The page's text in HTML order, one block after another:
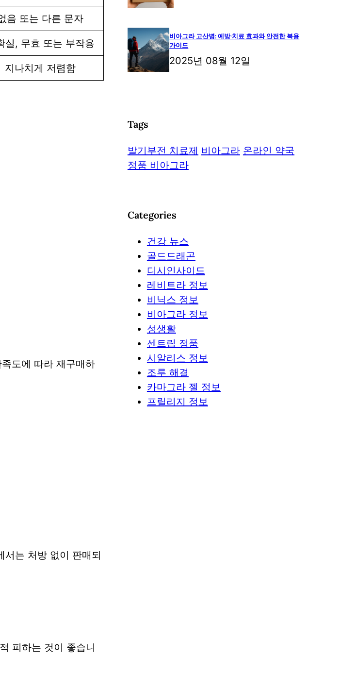
음 또는 다른 문자
실, 무효 또는 부작용
지나치게 저렴함
도에 따라 재구매하
는 처방 없이 판매되
피하는 것이 좋습니
비아그라 고산병: 예방·치료 효과와 안전한 복용
가이드
2025년 08월 12일
Tags
발기부전 치료제 비아그라 온라인 약국
정품 비아그라
Categories
건강 뉴스
골드드래곤
디시인사이드
레비트라 정보
비닉스 정보
비아그라 정보
성생활
센트립 정품
시알리스 정보
조루 해결
카마그라 젤 정보
프릴리지 정보